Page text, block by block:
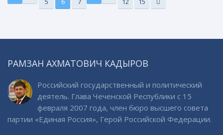
РАМЗАН АХМАТОВИЧ КАДЫРОВ
Российский государственный и политический
деятель. Глава Чеченской Республики с 15
февраля 2007 года, член бюро высшего совета
партии «Единая Россия», Герой Российской Федерации.